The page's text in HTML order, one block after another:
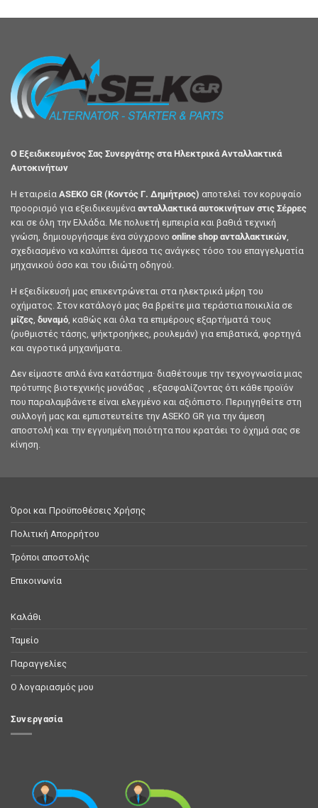
Ο Εξειδικευμένος Σας Συνεργάτης στα Ηλεκτρικά Ανταλλακτικά
Αυτοκινήτων
Η εταιρεία ASEKO GR (Κοντός Γ. Δημήτριος) αποτελεί τον κορυφαίο
προορισμό για εξειδικευμένα ανταλλακτικά αυτοκινήτων στις Σέρρες
και σε όλη την Ελλάδα. Με πολυετή εμπειρία και βαθιά τεχνική
γνώση, δημιουργήσαμε ένα σύγχρονο online shop ανταλλακτικών
σχεδιασμένο να καλύπτει άμεσα τις ανάγκες τόσο του επαγγελματία
μηχανικού όσο και του ιδιώτη οδηγού.
Η εξειδίκευσή μας επικεντρώνεται στα ηλεκτρικά μέρη του
οχήματος. Στον κατάλογό μας θα βρείτε μια τεράστια ποικιλία σε
μίζες δυναμό , καθώς και όλα τα επιμέρους εξαρτήματά τους
(ρυθμιστές τάσης, ψήκτροηήκες, ρουλεμάν) για επιβατικά, φορτηγά
και αγροτικά μηχανήματα.
Δεν είμαστε απλά ένα κατάστημα· διαθέτουμε την τεχνογνωσία μιας
πρότυπης βιοτεχνικής μονάδας , εξασφαλίζοντας ότι κάθε προϊόν
που παραλαμβάνετε είναι ελεγμένο και αξιόπιστο. Περιηγηθείτε στη
συλλογή μας και εμπιστευτείτε την ASEKO GR για την άμεση
αποστολή και την εγγυημένη ποιότητα που κρατάει το όχημά σας σε
κίνηση.
Όροι και Προϋποθέσεις Χρήσης
Πολιτική Απορρήτου
Τρόποι αποστολής
Επικοινωνία
Καλάθι
Ταμείο
Παραγγελίες
Ο λογαριασμός μου
Συνεργασία